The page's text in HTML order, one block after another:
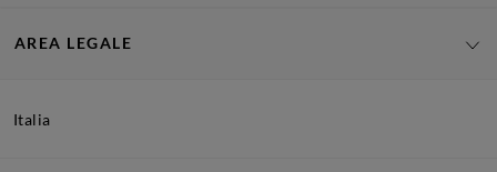
AREA LEGALE
Italia